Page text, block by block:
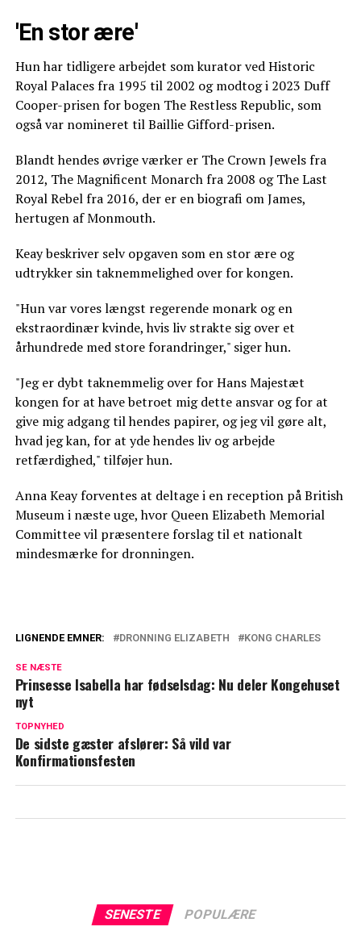
'En stor ære'
Hun har tidligere arbejdet som kurator ved Historic
Royal Palaces fra 1995 til 2002 og modtog i 2023 Duff
Cooper-prisen for bogen The Restless Republic, som
også var nomineret til Baillie Gifford-prisen.
Blandt hendes øvrige værker er The Crown Jewels fra
2012, The Magnificent Monarch fra 2008 og The Last
Royal Rebel fra 2016, der er en biografi om James,
hertugen af Monmouth.
Keay beskriver selv opgaven som en stor ære og
udtrykker sin taknemmelighed over for kongen.
"Hun var vores længst regerende monark og en
ekstraordinær kvinde, hvis liv strakte sig over et
århundrede med store forandringer," siger hun.
"Jeg er dybt taknemmelig over for Hans Majestæt
kongen for at have betroet mig dette ansvar og for at
give mig adgang til hendes papirer, og jeg vil gøre alt,
hvad jeg kan, for at yde hendes liv og arbejde
retfærdighed," tilføjer hun.
Anna Keay forventes at deltage i en reception på British
Museum i næste uge, hvor Queen Elizabeth Memorial
Committee vil præsentere forslag til et nationalt
mindesmærke for dronningen.
Derfor nåede Charles ikke frem
LIGNENDE EMNER: DRONNING ELIZABETH KONG CHARLES
SE NÆSTE
Prinsesse Isabella har fødselsdag: Nu deler Kongehuset
nyt
TOPNYHED
De sidste gæster afslører: Så vild var
Konfirmationsfesten
SENESTE POPULÆRE